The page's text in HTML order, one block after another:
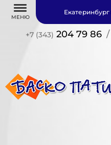
МЕНЮ
+7 (343) 204 79 86 /